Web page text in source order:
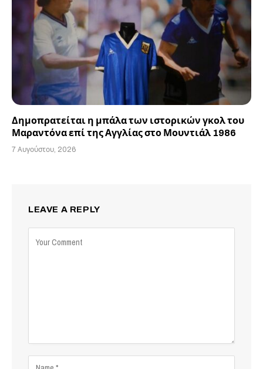
Δημοπρατείται η μπάλα των ιστορικών γκολ του
Μαραντόνα επί της Αγγλίας στο Μουντιάλ 1986
7 Αυγούστου, 2026
LEAVE A REPLY